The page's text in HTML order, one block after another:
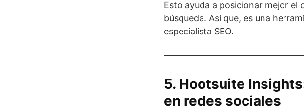
Esto ayuda a posicionar mejor
búsqueda. Así que, es una
especialista SEO.
5. Hootsuite
en redes sociales